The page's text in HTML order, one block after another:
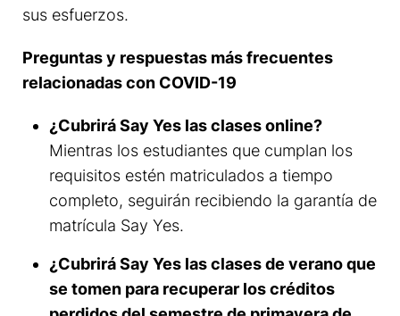
sus esfuerzos.
Preguntas y respuestas más frecuentes
relacionadas con COVID-19
¿Cubrirá Say Yes las clases online?
Mientras los estudiantes que cumplan los
requisitos estén matriculados a tiempo
completo, seguirán recibiendo la garantía de
matrícula Say Yes.
¿Cubrirá Say Yes las clases de verano que
se tomen para recuperar los créditos